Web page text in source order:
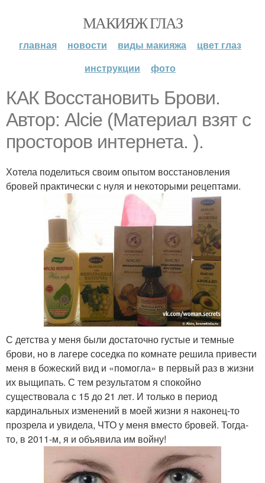
МАКИЯЖ ГЛАЗ
главная новости виды макияжа
цвет глаз
инструкции
фото
КАК Восстановить Брови.
Автор: Alcie (Материал взят с
просторов интернета. ).
Хотела поделиться своим опытом восстановления
бровей практически с нуля и некоторыми рецептами.
С детства у меня были достаточно густые и темные
брови, но в лагере соседка по комнате решила привести
меня в божеский вид и «помогла» в первый раз в жизни
их выщипать. С тем результатом я спокойно
существовала с 15 до 21 лет. И только в период
кардинальных изменений в моей жизни я наконец-то
прозрела и увидела, ЧТО у меня вместо бровей. Тогда-
то, в 2011-м, я и объявила им войну!